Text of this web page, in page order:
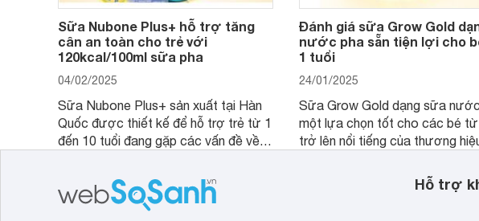
Sữa Nubone Plus+ hỗ trợ tăng
cân an toàn cho trẻ với
120kcal/100ml sữa pha
04/02/2025
Sữa Nubone Plus+ sản xuất tại Hàn
Quốc được thiết kế để hỗ trợ trẻ từ 1
đến 10 tuổi đang gặp các vấn đề về
dinh dưỡng. Sản phẩm đến từ thương
hiệu Lotte đứng số 1 Hàn Quốc, với
mức giá thành ổn phù hợp với người
Đánh giá sữa Grow Gold
nước pha sẵn tiện lợi cho
1 tuổi
24/01/2025
Sữa Grow Gold dạng sữa
một lựa chọn tốt cho các bé
trở lên nổi tiếng của thương
Malaysia. Với thành phần dinh
đầy đủ và hương vị dễ uống,
Hỗ trợ